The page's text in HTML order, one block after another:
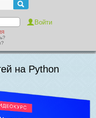
на Python